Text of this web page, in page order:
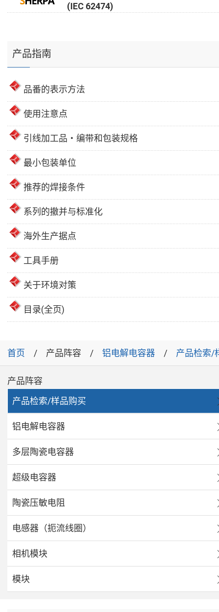
(IEC 62474)
产品指南
品番的表示方法
使用注意点
引线加工品・编带和包装规格
最小包装单位
推荐的焊接条件
系列的撤并与标准化
海外生产据点
工具手册
关于环境对策
目录(全页)
首页 产品阵容 铝电解电容器 产品检索/
产品阵容
产品检索/样品购买
铝电解电容器
多层陶瓷电容器
超级电容器
陶瓷压敏电阻
电感器（扼流线圈）
相机模块
模块